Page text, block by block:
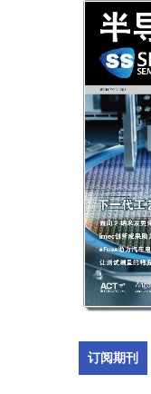
订阅期刊